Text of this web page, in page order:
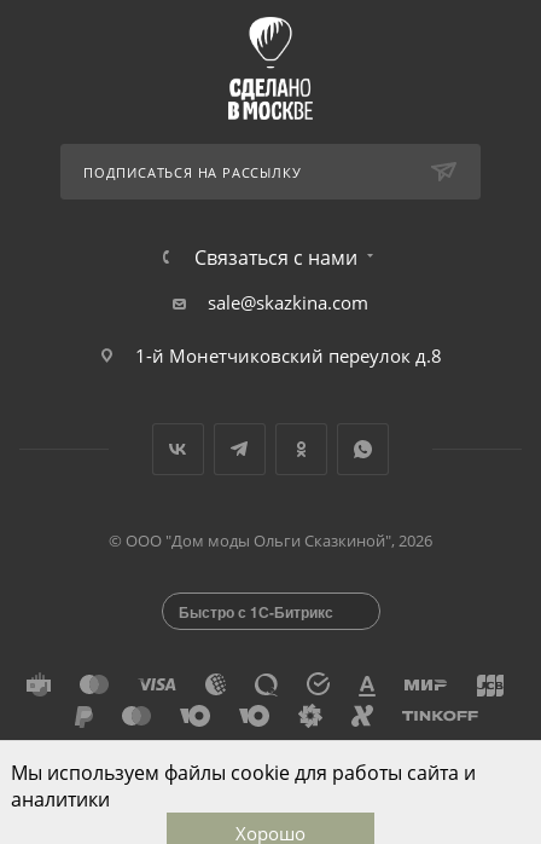
ПОДПИСАТЬСЯ НА РАССЫЛКУ
Связаться с нами
sale@skazkina.com
1-й Монетчиковский переулок д.8
© ООО "Дом моды Ольги Сказкиной", 2026
Быстро с 1С-Битрикс
Разработано в
Мы используем файлы cookie для работы сайта и
аналитики
Хорошо